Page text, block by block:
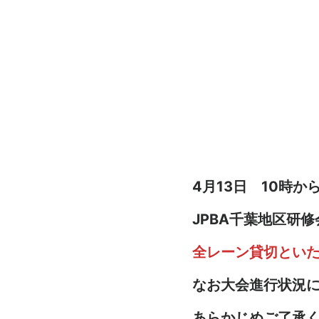
4月13日 10時か
JPBA千葉地区研
全レーン貸切とい
なお大会進行状況